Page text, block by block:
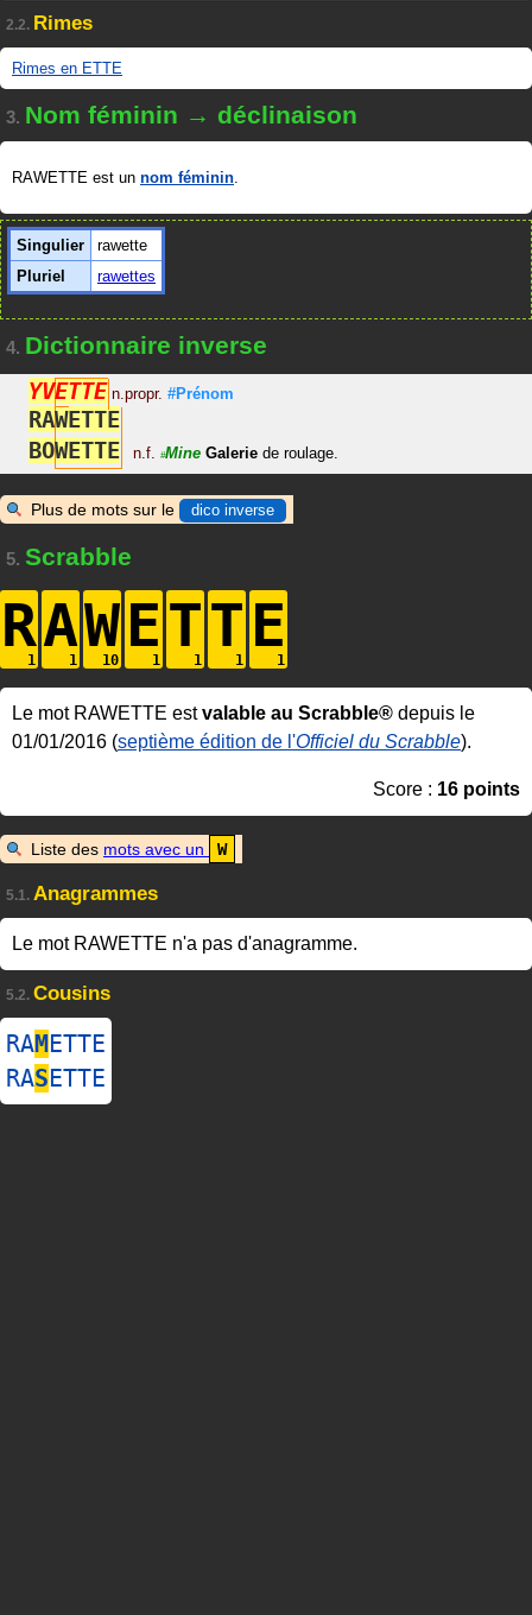
2.2. Rimes
Rimes en ETTE
3. Nom féminin → déclinaison
RAWETTE est un nom féminin.
Singulier
rawette
Pluriel
rawettes
4. Dictionnaire inverse
YVETTE n.propr. #Prénom
RAWETTE
BOWETTE n.f. #Mine Galerie de roulage.
Plus de mots sur le dico inverse
5. Scrabble
RAWETTE
Le mot RAWETTE estvalable au Scrabble® depuis le
01/01/2016 (septième édition de l'Officiel du Scrabble).
Score : 16 points
Liste des mots avec un W
5.1. Anagrammes
Le mot RAWETTE n'a pas d'anagramme.
5.2. Cousins
RAMETTE
RASETTE